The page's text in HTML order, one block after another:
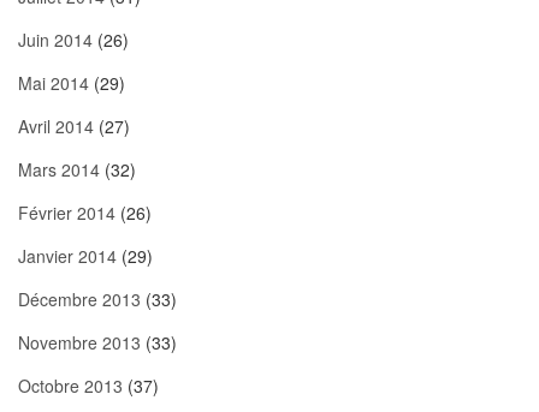
Juin 2014 (26)
Mai 2014 (29)
Avril 2014 (27)
Mars 2014 (32)
Février 2014 (26)
Janvier 2014 (29)
Décembre 2013 (33)
Novembre 2013 (33)
Octobre 2013 (37)